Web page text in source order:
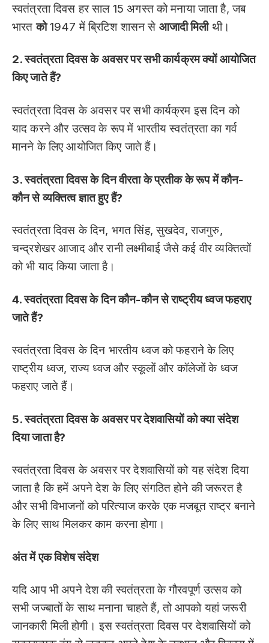
स्वतंत्रता दिवस हर साल 15 अगस्त को मनाया जाता है, जब
भारतको1947 में ब्रिटिश शासन से आजादी मिलीथी।
2. स्वतंत्रता दिवस के अवसर पर सभी कार्यक्रम क्यों आयोजित
किए जाते हैं?
स्वतंत्रता दिवस के अवसर पर सभी कार्यक्रम इस दिन को
याद करने और उत्सव के रूप में भारतीय स्वतंत्रता का गर्व
मानने के लिए आयोजित किए जाते हैं।
3. स्वतंत्रता दिवस के दिन वीरता के प्रतीक के रूप में कौन-
कौन से व्यक्तित्व ज्ञात हुए हैं?
स्वतंत्रता दिवस के दिन, भगत सिंह, सुखदेव, राजगुरु,
चन्द्रशेखर आजाद और रानी लक्ष्मीबाई जैसे कई वीर व्यक्तित्वों
को भी याद किया जाता है।
4. स्वतंत्रता दिवस के दिन कौन-कौन से राष्ट्रीय ध्वज फहराए
जाते हैं?
स्वतंत्रता दिवस के दिन भारतीय ध्वज को फहराने के लिए
राष्ट्रीय ध्वज, राज्य ध्वज और स्कूलों और कॉलेजों के ध्वज
फहराए जाते हैं।
5. स्वतंत्रता दिवस के अवसर पर देशवासियों को क्या संदेश
दिया जाता है?
स्वतंत्रता दिवस के अवसर पर देशवासियों को यह संदेश दिया
जाता है कि हमें अपने देश के लिए संगठित होने की जरूरत है
और सभी विभाजनों को परित्याज करके एक मजबूत राष्ट्र बनाने
के लिए साथ मिलकर काम करना होगा।
अंत में एक विशेष संदेश
यदि आप भी अपने देश की स्वतंत्रता के गौरवपूर्ण उत्सव को
सभी जज्बातों के साथ मनाना चाहते हैं, तो आपको यहां जरूरी
जानकारी मिली होगी। इस स्वतंत्रता दिवस पर देशवासियों को